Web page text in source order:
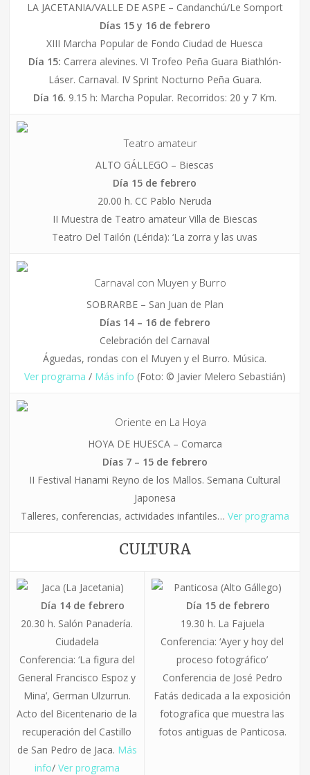
LA JACETANIA/VALLE DE ASPE – Candanchú/Le Somport
Días 15 y 16 de febrero
XIII Marcha Popular de Fondo Ciudad de Huesca
Día 15: Carrera alevines. VI Trofeo Peña Guara Biathlón-
Láser. Carnaval. IV Sprint Nocturno Peña Guara.
Día 16. 9.15 h: Marcha Popular. Recorridos: 20 y 7 Km.
Teatro amateur
ALTO GÁLLEGO – Biescas
Día 15 de febrero
20.00 h. CC Pablo Neruda
II Muestra de Teatro amateur Villa de Biescas
Teatro Del Tailón (Lérida):‘La zorra y las uvas
Carnaval con Muyen y Burro
SOBRARBE – San Juan de Plan
Días 14 – 16 de febrero
Celebración del Carnaval
Águedas, rondas con el Muyen y el Burro. Música.
Ver programa / Más info (Foto: © Javier Melero Sebastián)
Oriente en La Hoya
HOYA DE HUESCA – Comarca
Días 7 – 15 de febrero
II Festival Hanami Reyno de los Mallos. Semana Cultural
Japonesa
Talleres, conferencias, actividades infantiles… Ver programa
CULTURA
Jaca (La Jacetania)
Día 14 de febrero
20.30 h. Salón Panadería.
Ciudadela
Conferencia: ‘La figura del
General Francisco Espoz y
Mina’, German Ulzurrun.
Acto del Bicentenario de la
recuperación del Castillo
de San Pedro de Jaca. Más
info/ Ver programa
Panticosa (Alto Gállego)
Día 15 de febrero
19.30 h. La Fajuela
Conferencia: ‘Ayer y hoy del
proceso fotográfico’
Conferencia de José Pedro
Fatás dedicada a la exposición
fotografica que muestra las
fotos antiguas de Panticosa.